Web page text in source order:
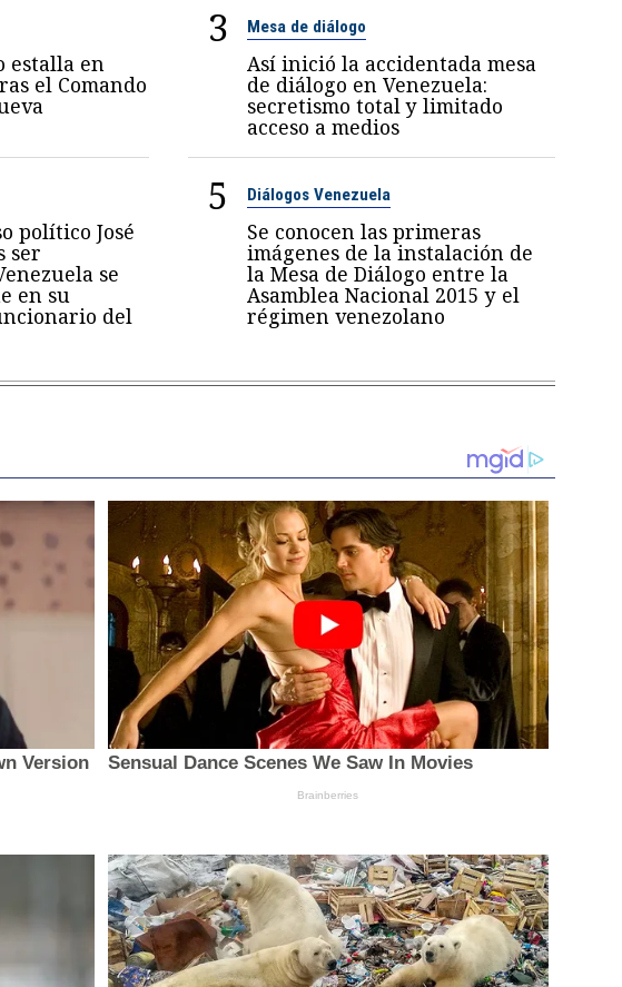
estalla en
el Comando
3 Mesa de diálogo
Así inició la accidentada mesa
de diálogo en Venezuela:
secretismo total y limitado
acceso a medios
político José
ser
se
en su
del
5 Diálogos Venezuela
Se conocen las primeras
imágenes de la instalación de
la Mesa de Diálogo entre la
Asamblea Nacional 2015 y el
régimen venezolano